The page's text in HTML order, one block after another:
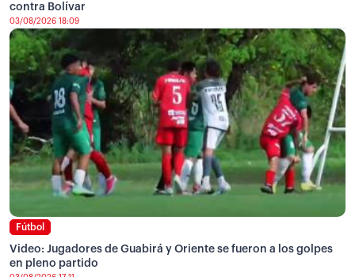
contra Bolívar
03/08/2026 18:09
Fútbol
Video: Jugadores de Guabirá y Oriente se fueron a los golpes
en pleno partido